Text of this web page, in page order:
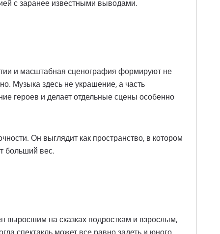
с заранее известными выводами.
и масштабная сценография формируют не
Музыка здесь не украшение, а часть
героев и делает отдельные сцены особенно
Он выглядит как пространство, в котором
больший вес.
выросшим на сказках подросткам и взрослым,